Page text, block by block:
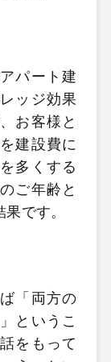
パート建
ッジ効果
お客様と
建設費に
多くする
ご年齢と
です。
「両方の
というこ
をもって